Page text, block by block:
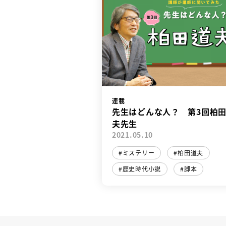
連載
先生はどんな人？ 第3回柏
夫先生
2021.05.10
ミステリー
柏田道夫
歴史時代小説
脚本